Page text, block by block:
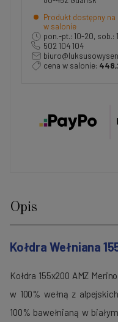
Produkt dostępny
w salonie
pon.-pt.: 10-20, sob.:
502 104 104
cena w salonie:
Opis
Kołdra Wełniana
Kołdra 155x200 AMZ
w 100% wełną z
100% bawełnianą w